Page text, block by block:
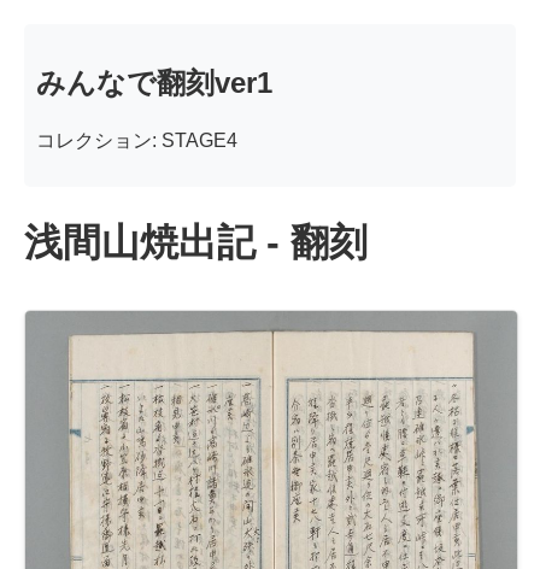
みんなで翻刻ver1
コレクション: STAGE4
浅間山焼出記 - 翻刻